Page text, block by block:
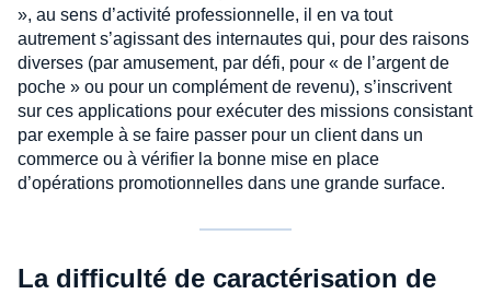
», au sens d’activité professionnelle, il en va tout
autrement s’agissant des internautes qui, pour des raisons
diverses (par amusement, par défi, pour « de l’argent de
poche » ou pour un complément de revenu), s’inscrivent
sur ces applications pour exécuter des missions consistant
par exemple à se faire passer pour un client dans un
commerce ou à vérifier la bonne mise en place
d’opérations promotionnelles dans une grande surface.
La difficulté de caractérisation de